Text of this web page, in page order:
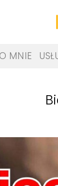
MNIE